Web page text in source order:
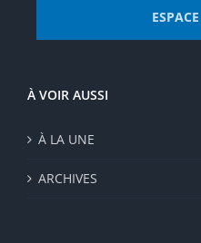
À VOIR AUSSI
À LA UNE
ARCHIVES